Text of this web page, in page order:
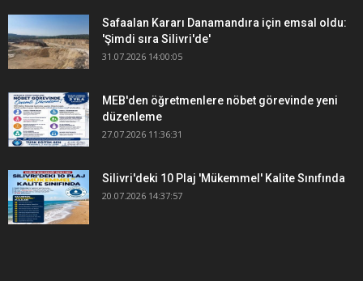
Safaalan Kararı Danamandıra için emsal oldu:
'Şimdi sıra Silivri'de'
31.07.2026 14:00:05
MEB'den öğretmenlere nöbet görevinde yeni
düzenleme
27.07.2026 11:36:31
Silivri'deki 10 Plaj 'Mükemmel' Kalite Sınıfında
20.07.2026 14:37:57